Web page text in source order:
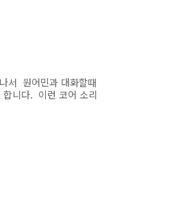
서 원어민과 대화할때
합니다. 이런 코어 소리